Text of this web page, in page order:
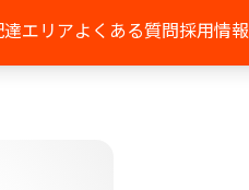
達エリアよくある質問採用情報